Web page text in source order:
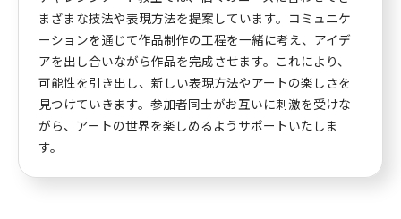
まざまな技法や表現方法を提案しています。コミュニケ
ーションを通じて作品制作の工程を一緒に考え、アイデ
アを出し合いながら作品を完成させます。これにより、
可能性を引き出し、新しい表現方法やアートの楽しさを
見つけていきます。参加者同士がお互いに刺激を受けな
がら、アートの世界を楽しめるようサポートいたしま
す。